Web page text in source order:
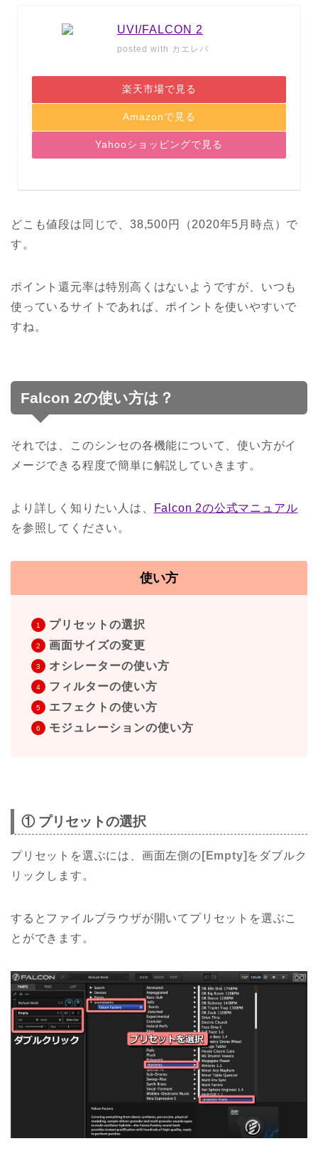
UVI/FALCON 2
posted with カエレバ
楽天市場で見る
Amazonで見る
Yahooショッピングで見る
どこも値段は同じで、38,500円（2020年5月時点）で
す。
ポイント還元率は特別高くはないようですが、いつも
使っているサイトであれば、ポイントを使いやすいで
すね。
Falcon 2の使い方は？
それでは、このシンセの各機能について、使い方がイ
メージできる程度で簡単に解説していきます。
より詳しく知りたい人は、
Falcon 2の公式マニュアル
を参照してください。
使い方
プリセットの選択
画面サイズの変更
オシレーターの使い方
フィルターの使い方
エフェクトの使い方
モジュレーションの使い方
① プリセットの選択
プリセットを選ぶには、画面左側の [Empty] をダブルク
リックします。
するとファイルブラウザが開いてプリセットを選ぶこ
とができます。